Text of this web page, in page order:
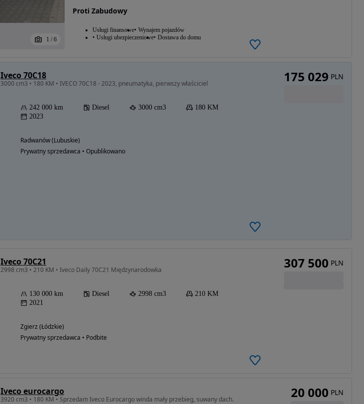
1 / 6
Proti Zabudowy
Usługi finansowe Wynajem pojazdów
Usługi ubezpieczeniowe Dostawa do domu
Iveco 70C18
3000 cm3 • 180 KM • IVECO 70C18 - 2023, pneumatyka, pierwszy właściciel
242 000 km Diesel 3000 cm3
180 KM
2023
Radwanów (Lubuskie)
Prywatny sprzedawca • Opublikowano
175 029 PLN
Iveco 70C21
2998 cm3 • 210 KM • Iveco Daily 70C21 Międzynarodowka
130 000 km Diesel 2998 cm3
210 KM
2021
Zgierz (Łódzkie)
Prywatny sprzedawca • Podbite
307 500 PLN
Iveco eurocargo
3920 cm3 • 180 KM • Sprzedam Iveco Eurocargo winda mały przebieg, suwany dach. 20 000 PLN